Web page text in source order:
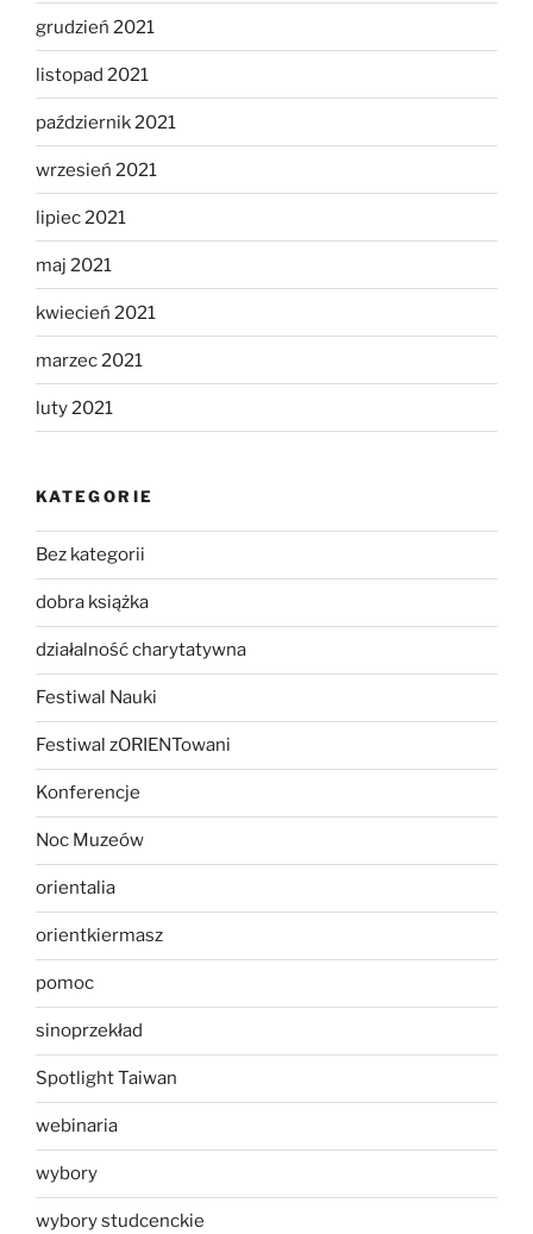
grudzień 2021
listopad 2021
październik 2021
wrzesień 2021
lipiec 2021
maj 2021
kwiecień 2021
marzec 2021
luty 2021
KATEGORIE
Bez kategorii
dobra książka
działalność charytatywna
Festiwal Nauki
Festiwal zORIENTowani
Konferencje
Noc Muzeów
orientalia
orientkiermasz
pomoc
sinoprzekład
Spotlight Taiwan
webinaria
wybory
wybory studcenckie